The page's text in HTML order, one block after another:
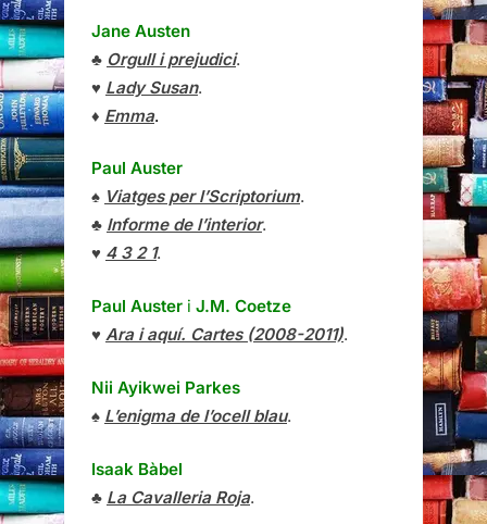
Jane Austen
♣ Orgull i prejudici.
♥ Lady Susan.
♦ Emma.
Paul Auster
♠ Viatges per l’Scriptorium.
♣ Informe de l’interior.
♥ 4 3 2 1.
Paul Auster i J.M. Coetze
♥ Ara i aquí. Cartes (2008-2011).
Nii Ayikwei Parkes
♠ L’enigma de l’ocell blau.
Isaak Bàbel
♣ La Cavalleria Roja.